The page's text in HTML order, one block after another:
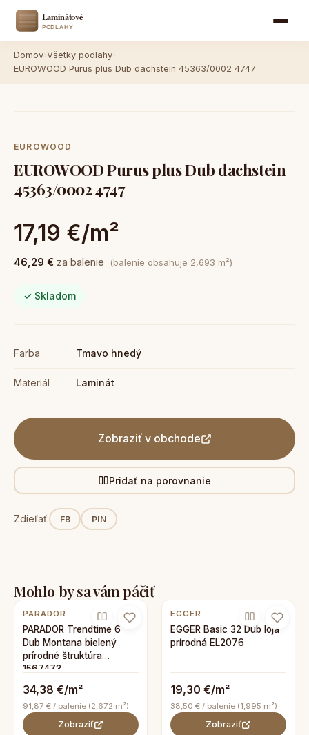
Domov Všetky podlahy
EUROWOOD Purus plus Dub dachstein 45363/0002 4747
EUROWOOD
EUROWOOD Purus plus Dub dachstein
45363/0002 4747
17,19 €/m²
46,29 € za balenie (balenie obsahuje 2,693 m²)
✓ Skladom
Farba Tmavo hnedý
Materiál Laminát
Zobraziť v obchode
Pridať na porovnanie
Zdieľať: FB PIN
Mohlo by sa vám páčiť
PARADOR
PARADOR Trendtime 6
Dub Montana bielený
prírodné štruktúra
1567473
34,38 €/m²
91,87 € / balenie (2,672 m²)
Zobraziť
EGGER
EGGER Basic 32 Dub loja
prírodná EL2076
19,30 €/m²
38,50 € / balenie (1,995 m²)
Zobraziť